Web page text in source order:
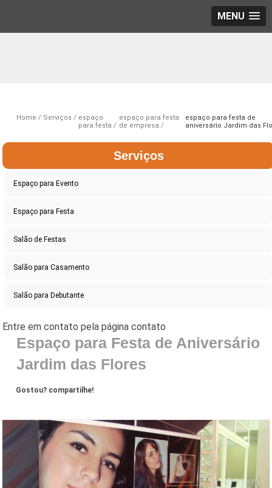
MENU
Home Serviços
espaço
para festa
espaço para festa
de empresa
espaço para festa de
aniversário Jardim das
Serviços
Espaço para Evento
Espaço para Festa
Salão de Festas
Salão para Casamento
Salão para Debutante
Espaço para Festa de Aniversário
Jardim das Flores
Gostou? compartilhe!